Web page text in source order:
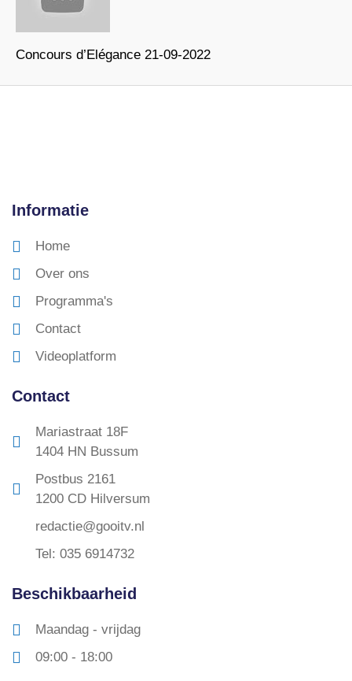
Concours d’Elégance 21-09-2022
Informatie
Home
Over ons
Programma's
Contact
Videoplatform
Contact
Mariastraat 18F
1404 HN Bussum
Postbus 2161
1200 CD Hilversum
redactie@gooitv.nl
Tel: 035 6914732
Beschikbaarheid
Maandag - vrijdag
09:00 - 18:00